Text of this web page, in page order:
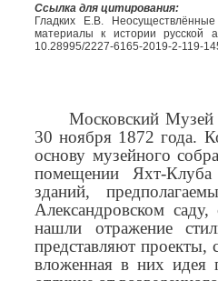
Ссылка для цитирования:
Гладких Е.В.
материалы к истории русской
10.28995/2227-6165-2019-2-119-
Московский Музей
30 ноября 1872 года.
основу музейного
помещении Яхт-
зданий,
Александровском
нашли отражение
представляют проекты,
вложенная в них идея